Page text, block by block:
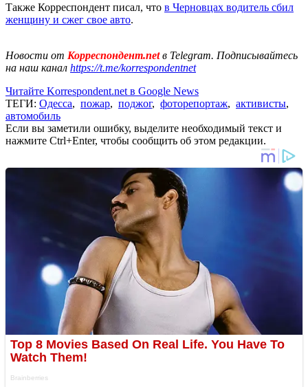
Также Корреспондент писал, что в Черновцах водитель сбил
женщину и сжег свое авто.
Новости от Корреспондент.netв Telegram. Подписывайтесь
на наш канал https://t.me/korrespondentnet
Читайте Korrespondent.net в Google News
ТЕГИ: Одесса, пожар, поджог, фоторепортаж, активисты,
автомобиль
Если вы заметили ошибку, выделите необходимый текст и
нажмите Ctrl+Enter, чтобы сообщить об этом редакции.